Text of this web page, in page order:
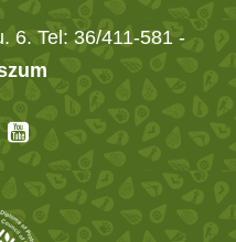
6. Tel: 36/411-581 -